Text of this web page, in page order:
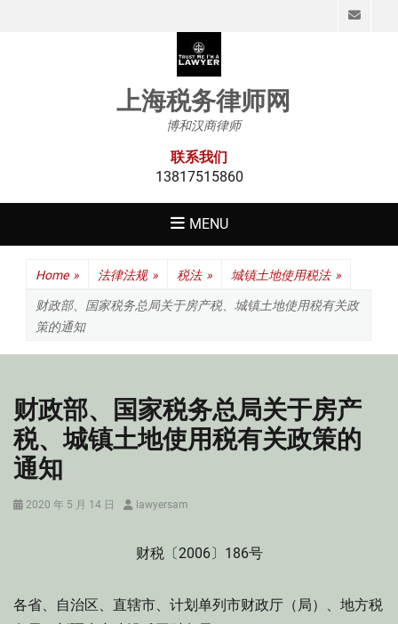
上海税务律师网
博和汉商律师
联系我们
13817515860
MENU
Home » 法律法规 » 税法 » 城镇土地使用税法 »
财政部、国家税务总局关于房产税、城镇土地使用税有关政
策的通知
财政部、国家税务总局关于房产
税、城镇土地使用税有关政策的
通知
Posted
2020 年 5 月 14 日 Authorlawyersam
财税〔2006〕186号
各省、自治区、直辖市、计划单列市财政厅（局）、地方税